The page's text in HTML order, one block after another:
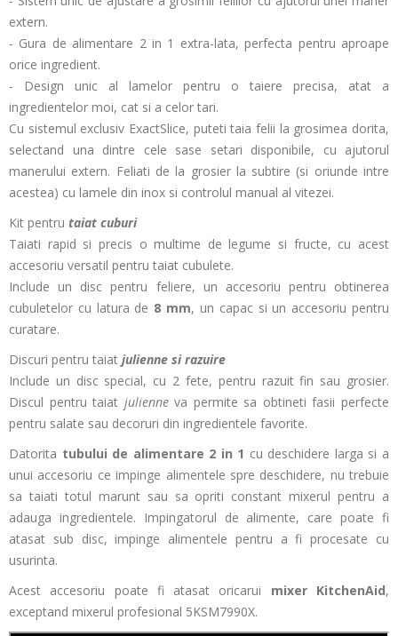
extern.
- Gura de alimentare 2 in 1 extra-lata, perfecta pentru aproape
orice ingredient.
- Design unic al lamelor pentru o taiere precisa, atat a
ingredientelor moi, cat si a celor tari.
Cu sistemul exclusiv ExactSlice, puteti taia felii la grosimea dorita,
selectand una dintre cele sase setari disponibile, cu ajutorul
manerului extern. Feliati de la grosier la subtire (si oriunde intre
acestea) cu lamele din inox si controlul manual al vitezei.
Kit pentru taiat cuburi
Taiati rapid si precis o multime de legume si fructe, cu acest
accesoriu versatil pentru taiat cubulete.
Include un disc pentru feliere, un accesoriu pentru obtinerea
cubuletelor cu latura de 8 mm, un capac si un accesoriu pentru
curatare.
Discuri pentru taiat julienne si razuire
Include un disc special, cu 2 fete, pentru razuit fin sau grosier.
Discul pentru taiat julienneva permite sa obtineti fasii perfecte
pentru salate sau decoruri din ingredientele favorite.
Datorita tubului de alimentare 2 in 1 cu deschidere larga si a
unui accesoriu ce impinge alimentele spre deschidere, nu trebuie
sa taiati totul marunt sau sa opriti constant mixerul pentru a
adauga ingredientele. Impingatorul de alimente, care poate fi
atasat sub disc, impinge alimentele pentru a fi procesate cu
usurinta.
Acest accesoriu poate fi atasat oricarui mixer KitchenAid,
exceptand mixerul profesional 5KSM7990X.